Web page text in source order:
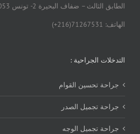
الطابق الثالث – ضفاف البحيرة 2- تونس 1053
الهاتف: 71267531(216+)
التدخلات الجراحية :
جراحة تحسين القوام
جراحة تجميل الصدر
جراحة تجميل الوجه